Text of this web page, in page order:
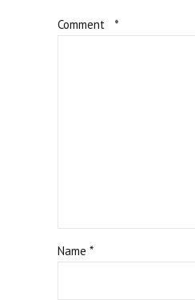
Comment *
Name *